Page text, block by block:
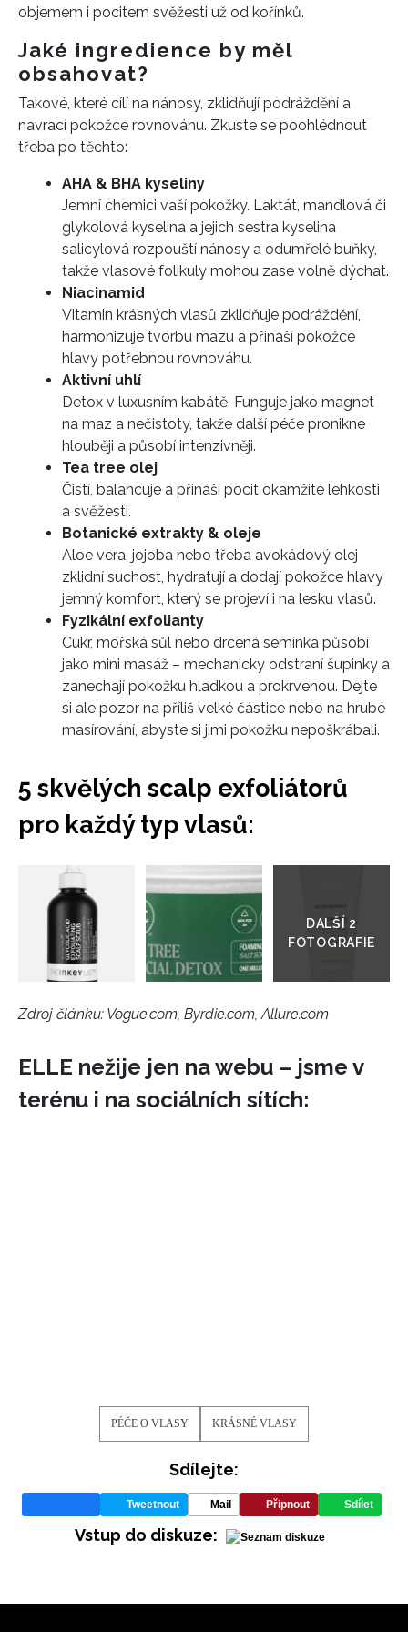
INFORMACE
REDAKCE
objemem i pocitem svěžesti už od kořínků.
Jaké ingredience by měl
obsahovat?
Takové, které cílí na nánosy, zklidňují podráždění a
navrací pokožce rovnováhu. Zkuste se poohlédnout
třeba po těchto:
AHA & BHA kyseliny
Jemní chemici vaší pokožky. Laktát, mandlová či
glykolová kyselina a jejich sestra kyselina
salicylová rozpouští nánosy a odumřelé buňky,
takže vlasové folikuly mohou zase volně dýchat.
Niacinamid
Vitamin krásných vlasů zklidňuje podráždění,
harmonizuje tvorbu mazu a přináší pokožce
hlavy potřebnou rovnováhu.
Aktivní uhlí
Detox v luxusním kabátě. Funguje jako magnet
na maz a nečistoty, takže další péče pronikne
hlouběji a působí intenzivněji.
Tea tree olej
Čistí, balancuje a přináší pocit okamžité lehkosti
a svěžesti.
Botanické extrakty & oleje
Aloe vera, jojoba nebo třeba avokádový olej
zklidní suchost, hydratují a dodají pokožce hlavy
jemný komfort, který se projeví i na lesku vlasů.
Fyzikální exfolianty
Cukr, mořská sůl nebo drcená semínka působí
jako mini masáž – mechanicky odstraní šupinky a
zanechají pokožku hladkou a prokrvenou. Dejte
si ale pozor na příliš velké částice nebo na hrubé
masírování, abyste si jimi pokožku nepoškrábali.
5 skvělých scalp exfoliátorů
pro každý typ vlasů:
galerie
Zdroj článku: Vogue.com, Byrdie.com, Allure.com
ELLE nežije jen na webu – jsme v
terénu i na sociálních sítích:
PÉČE O VLASY KRÁSNÉ VLASY
Sdílejte:
Tweetnout Mail Připnout Sdílet
Vstup do diskuze: